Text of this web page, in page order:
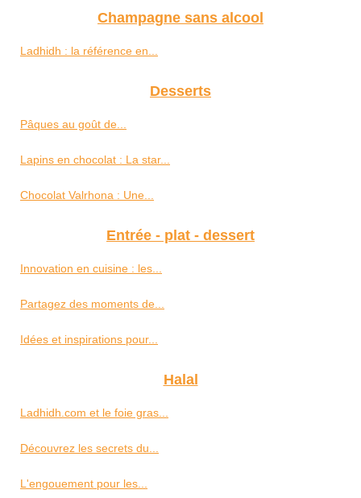
Champagne sans alcool
Ladhidh : la référence en...
Desserts
Pâques au goût de...
Lapins en chocolat : La star...
Chocolat Valrhona : Une...
Entrée - plat - dessert
Innovation en cuisine : les...
Partagez des moments de...
Idées et inspirations pour...
Halal
Ladhidh.com et le foie gras...
Découvrez les secrets du...
L'engouement pour les...